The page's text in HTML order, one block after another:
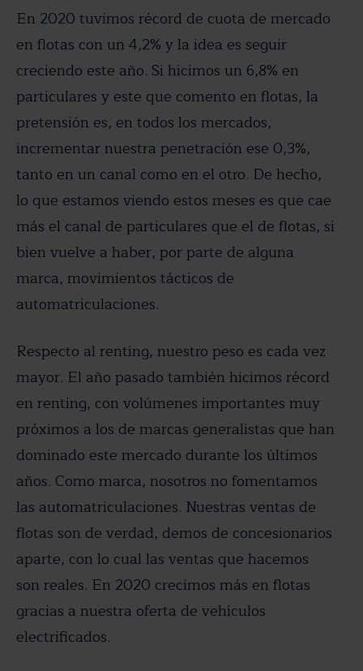
En 2020 tuvimos récord de cuota de mercado
en flotas con un 4,2% y la idea es seguir
creciendo este año. Si hicimos un 6,8% en
particulares y este que comento en flotas, la
pretensión es, en todos los mercados,
incrementar nuestra penetración ese 0,3%,
tanto en un canal como en el otro. De hecho,
lo que estamos viendo estos meses es que cae
más el canal de particulares que el de flotas, si
bien vuelve a haber, por parte de alguna
marca, movimientos tácticos de
automatriculaciones.
Respecto al renting, nuestro peso es cada vez
mayor. El año pasado también hicimos récord
en renting, con volúmenes importantes muy
próximos a los de marcas generalistas que han
dominado este mercado durante los últimos
años. Como marca, nosotros no fomentamos
las automatriculaciones. Nuestras ventas de
flotas son de verdad, demos de concesionarios
aparte, con lo cual las ventas que hacemos
son reales. En 2020 crecimos más en flotas
gracias a nuestra oferta de vehículos
electrificados.